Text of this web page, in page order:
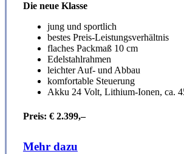
Die neue Klasse
jung und sportlich
bestes Preis-Leistungsverhältnis
flaches Packmaß 10 cm
Edelstahlrahmen
leichter Auf- und Abbau
komfortable Steuerung
Akku 24 Volt, Lithium-Ionen, ca.
Preis: € 2.399,–
Mehr dazu